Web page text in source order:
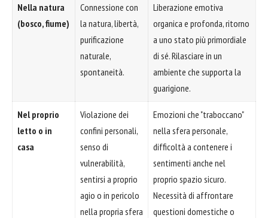
Nella natura
(bosco, fiume)
Connessione con
la natura, libertà,
purificazione
naturale,
spontaneità.
Liberazione emotiva
organica e profonda, ritorno
a uno stato più primordiale
di sé. Rilasciare in un
ambiente che supporta la
guarigione.
Nel proprio
letto o in
casa
Violazione dei
confini personali,
senso di
vulnerabilità,
sentirsi a proprio
agio o in pericolo
nella propria sfera
Emozioni che "traboccano"
nella sfera personale,
difficoltà a contenere i
sentimenti anche nel
proprio spazio sicuro.
Necessità di affrontare
questioni domestiche o